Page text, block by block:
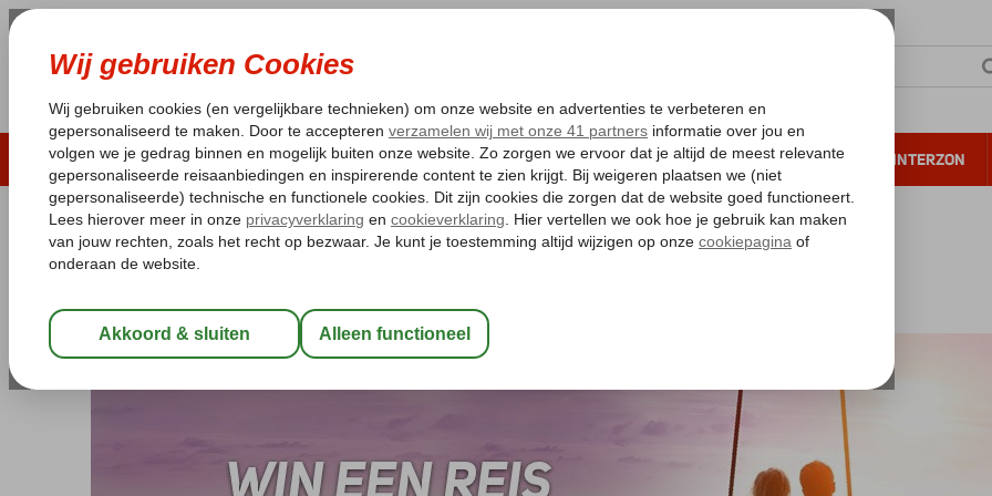
LAST MINUTE ZOMER 2026 ZONVAKANTIE VERRE REIZEN ALL INCLUSIVE WINTERZON
Pakketgarantie Laagsteprijsgarantie* Gratis annuleren*
Home Win een reis
Win een reis